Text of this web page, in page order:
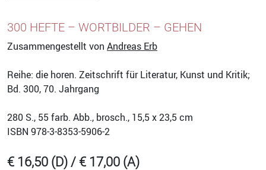
300 HEFTE – WORTBILDER – GEHEN
Zusammengestellt von Andreas Erb
Reihe: die horen. Zeitschrift für Literatur, Kunst und Kritik;
Bd. 300, 70. Jahrgang
280 S., 55 farb. Abb., brosch., 15,5 x 23,5 cm
ISBN 978-3-8353-5906-2
€ 16,50 (D) / € 17,00 (A)